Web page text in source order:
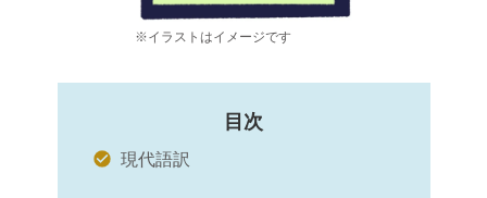
※イラストはイメージです
目次
現代語訳